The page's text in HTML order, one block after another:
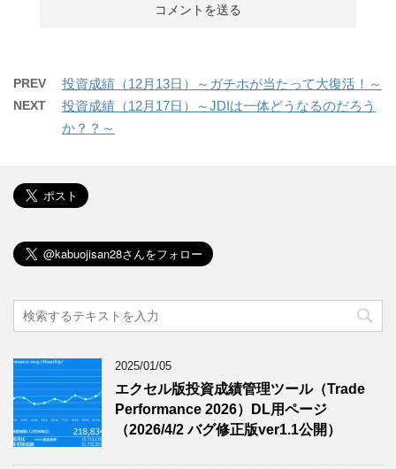
PREV 投資成績（12月13日）～ガチホが当たって大復活！～
NEXT
投資成績（12月17日）～JDIは一体どうなるのだろう
か？？～
2025/01/05
エクセル版投資成績管理ツール（Trade
Performance 2026）DL用ページ
（2026/4/2 バグ修正版ver1.1公開）